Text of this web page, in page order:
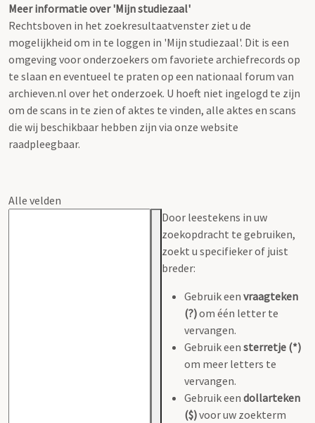
Meer informatie over 'Mijn studiezaal'
Rechtsboven in het zoekresultaatvenster ziet u de
mogelijkheid om in te loggen in 'Mijn studiezaal'. Dit is een
omgeving voor onderzoekers om favoriete archiefrecords op
te slaan en eventueel te praten op een nationaal forum van
archieven.nl over het onderzoek. U hoeft niet ingelogd te zijn
om de scans in te zien of aktes te vinden, alle aktes en scans
die wij beschikbaar hebben zijn via onze website
raadpleegbaar.
Alle velden
Door leestekens in uw
zoekopdracht te gebruiken,
zoekt u specifieker of juist
breder:
Gebruik een vraagteken
(?)om één letter te
vervangen.
Gebruik een sterretje (*)
om meer letters te
vervangen.
Gebruik een dollarteken
($)voor uw zoekterm